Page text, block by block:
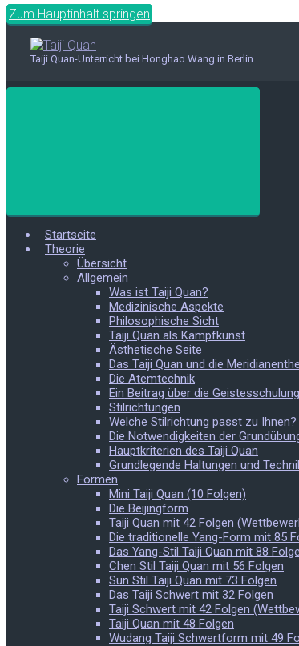
Zum Hauptinhalt springen
Taiji Quan-Unterricht bei Honghao Wang in Berlin
Startseite
Theorie
Übersicht
Allgemein
Was ist Taiji Quan?
Medizinische Aspekte
Philosophische Sicht
Taiji Quan als Kampfkunst
Ästhetische Seite
Das Taiji Quan und die
Die Atemtechnik
Ein Beitrag über die Geistesschulung
Stilrichtungen
Welche Stilrichtung passt zu Ihnen?
Die Notwendigkeiten der
Hauptkriterien des Taiji Quan
Grundlegende Haltungen und
Formen
Mini Taiji Quan (10 Folgen)
Die Beijingform
Taiji Quan mit 42 Folgen
Die traditionelle Yang-Form mit 85
Das Yang-Stil Taiji Quan mit 88
Chen Stil Taiji Quan mit 56 Folgen
Sun Stil Taiji Quan mit 73 Folgen
Das Taiji Schwert mit 32 Folgen
Taiji Schwert mit 42 Folgen
Taiji Quan mit 48 Folgen
Wudang Taiji Schwertform mit 49